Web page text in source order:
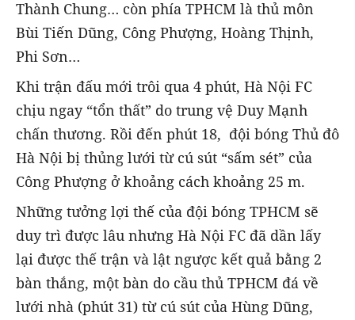
Thành Chung… còn phía TPHCM là thủ môn
Bùi Tiến Dũng, Công Phượng, Hoàng Thịnh,
Phi Sơn…
Khi trận đấu mới trôi qua 4 phút, Hà Nội FC
chịu ngay “tổn thất” do trung vệ Duy Mạnh
chấn thương. Rồi đến phút 18, đội bóng Thủ đô
Hà Nội bị thủng lưới từ cú sút “sấm sét” của
Công Phượng ở khoảng cách khoảng 25 m.
Những tưởng lợi thế của đội bóng TPHCM sẽ
duy trì được lâu nhưng Hà Nội FC đã dần lấy
lại được thế trận và lật ngược kết quả bằng 2
bàn thắng, một bàn do cầu thủ TPHCM đá về
lưới nhà (phút 31) từ cú sút của Hùng Dũng,